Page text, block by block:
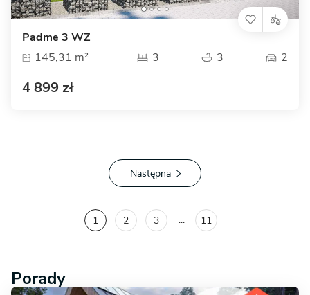
Padme 3 WZ
145,31 m²
3 3 2
4 899 zł
Następna
1 2 3 ... 11
Porady